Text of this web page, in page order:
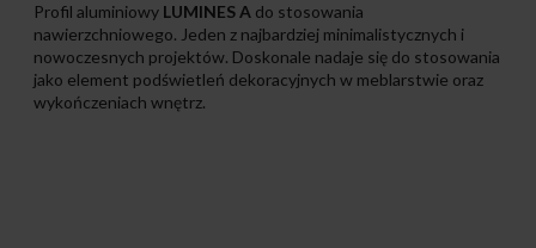
Profil aluminiowy LUMINES A do stosowania
nawierzchniowego. Jeden z najbardziej minimalistycznych i
nowoczesnych projektów. Doskonale nadaje się do stosowania
jako element podświetleń dekoracyjnych w meblarstwie oraz
wykończeniach wnętrz.